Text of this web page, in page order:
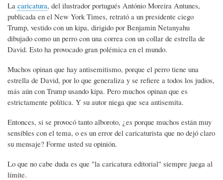
La caricatura, del ilustrador portugués António Moreira Antunes,
publicada en el New York Times, retrató a un presidente ciego
Trump, vestido con un kipa, dirigido por Benjamin Netanyahu
dibujado como un perro con una correa con un collar de estrella de
David. Esto ha provocado gran polémica en el mundo.
Muchos opinan que hay antisemitismo, porque el perro tiene una
estrella de David, por lo que generaliza y se refiere a todos los judíos,
más aún con Trump usando kipa. Pero muchos opinan que es
estrictamente política. Y su autor niega que sea antisemita.
Entonces, si se provocó tanto alboroto, ¿es porque muchos están muy
sensibles con el tema, o es un error del caricaturista que no dejó claro
su mensaje? Forme usted su opinión.
Lo que no cabe duda es que "la caricatura editorial" siempre juega al
límite.